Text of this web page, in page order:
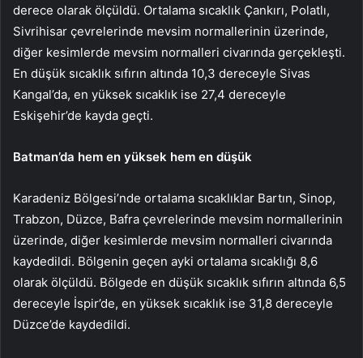
derece olarak ölçüldü. Ortalama sıcaklık Çankırı, Polatlı,
Sivrihisar çevrelerinde mevsim normallerinin üzerinde,
diğer kesimlerde mevsim normalleri civarında gerçekleşti.
En düşük sıcaklık sıfırın altında 10,3 dereceyle Sivas
Kangal’da, en yüksek sıcaklık ise 27,4 dereceyle
Eskişehir’de kayda geçti.
Batman’da hem en yüksek hem en düşük
Karadeniz Bölgesi’nde ortalama sıcaklıklar Bartın, Sinop,
Trabzon, Düzce, Bafra çevrelerinde mevsim normallerinin
üzerinde, diğer kesimlerde mevsim normalleri civarında
kaydedildi. Bölgenin geçen ayki ortalama sıcaklığı 8,6
olarak ölçüldü. Bölgede en düşük sıcaklık sıfırın altında 6,5
dereceyle İspir’de, en yüksek sıcaklık ise 31,8 dereceyle
Düzce’de kaydedildi.